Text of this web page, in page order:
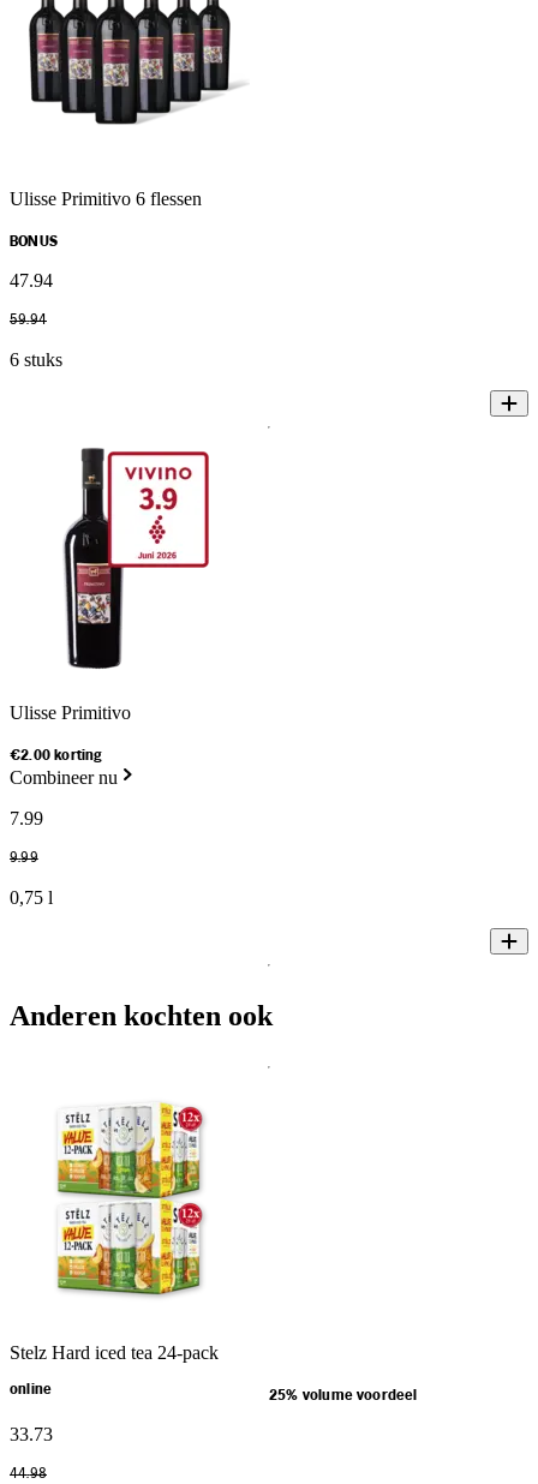
Ulisse Primitivo 6 flessen
BONUS
47.94
59.94
6 stuks
Ulisse Primitivo
€2.00 korting
Combineer nu
7.99
9.99
0,75 l
Anderen kochten ook
Stelz Hard iced tea 24-pack
online 25% volume voordeel
33.73
44.98